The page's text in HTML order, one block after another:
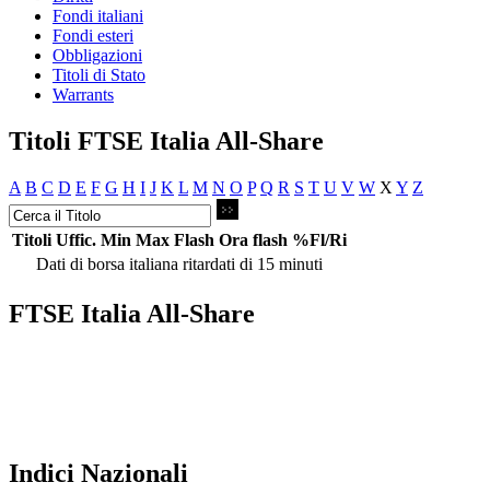
Fondi italiani
Fondi esteri
Obbligazioni
Titoli di Stato
Warrants
Titoli FTSE Italia All-Share
A B C D E F G H I J K L M N O P Q R S T U V W X Y Z
Titoli Uffic. Min Max Flash Ora flash %Fl/Ri
Dati di borsa italiana ritardati di 15 minuti
FTSE Italia All-Share
Indici Nazionali